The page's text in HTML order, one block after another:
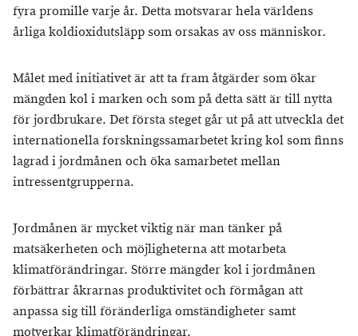
fyra promille varje år. Detta motsvarar hela världens
årliga koldioxidutsläpp som orsakas av oss människor.
Målet med initiativet är att ta fram åtgärder som ökar
mängden kol i marken och som på detta sätt är till nytta
för jordbrukare. Det första steget går ut på att utveckla det
internationella forskningssamarbetet kring kol som finns
lagrad i jordmånen och öka samarbetet mellan
intressentgrupperna.
Jordmånen är mycket viktig när man tänker på
matsäkerheten och möjligheterna att motarbeta
klimatförändringar. Större mängder kol i jordmånen
förbättrar åkrarnas produktivitet och förmågan att
anpassa sig till föränderliga omständigheter samt
motverkar klimatförändringar.